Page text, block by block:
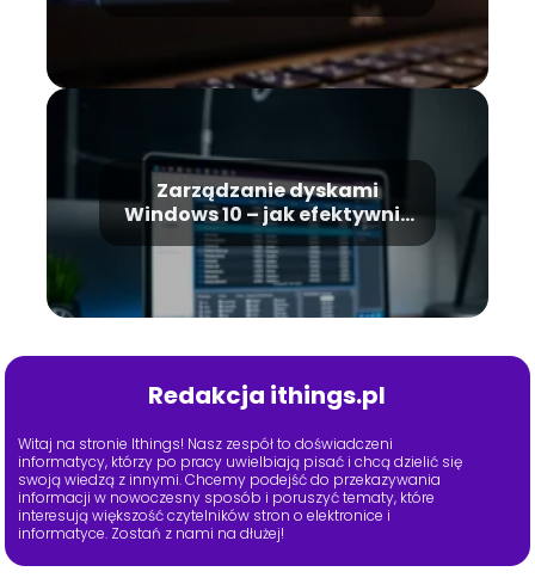
Zarządzanie dyskami
Windows 10 – jak efektywnie
zarządzać partycjami?
Redakcja ithings.pl
Witaj na stronie Ithings! Nasz zespół to doświadczeni
informatycy, którzy po pracy uwielbiają pisać i chcą dzielić się
swoją wiedzą z innymi. Chcemy podejść do przekazywania
informacji w nowoczesny sposób i poruszyć tematy, które
interesują większość czytelników stron o elektronice i
informatyce. Zostań z nami na dłużej!